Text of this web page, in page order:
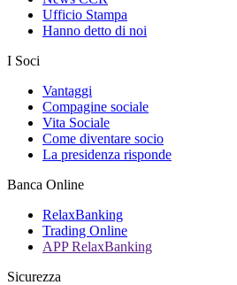
Ufficio Stampa
Hanno detto di noi
I Soci
Vantaggi
Compagine sociale
Vita Sociale
Come diventare socio
La presidenza risponde
Banca Online
RelaxBanking
Trading Online
APP RelaxBanking
Sicurezza